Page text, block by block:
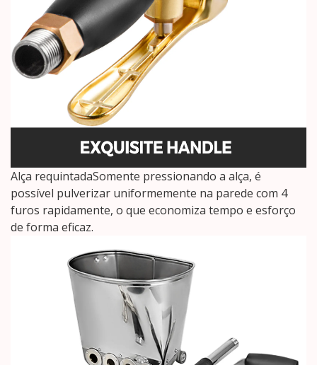
Alça requintadaSomente pressionando a alça, é
possível pulverizar uniformemente na parede com 4
furos rapidamente, o que economiza tempo e esforço
de forma eficaz.